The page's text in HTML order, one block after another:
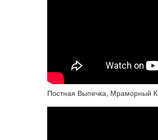
Постная Выпечка, Мраморный